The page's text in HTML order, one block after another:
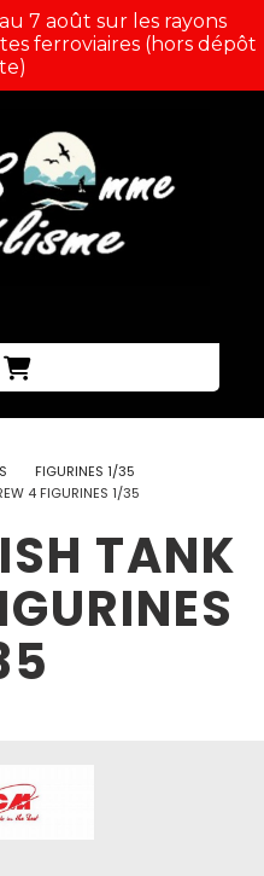
7 août sur les rayons
ferroviaires (hors dépôt
FIGURINES 1/35
4 FIGURINES 1/35
TANK